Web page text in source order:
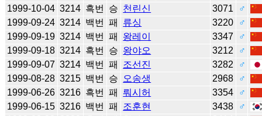
1999-10-04 3214 흑번 승 천린신 3071
♂
1999-09-24 3214 백번 패 류싱 3220
♂
1999-09-19 3214 백번 패 왕레이 3347
♂
1999-09-18 3214 흑번 승 왕야오 3212
♂
1999-09-07 3214 백번 패 조선진 3282
♂
1999-08-28 3215 백번 승 오송생 2968
♂
1999-06-26 3216 흑번 패 뤄시허 3354
♂
1999-06-15 3216 백번 패 조훈현 3438
♂